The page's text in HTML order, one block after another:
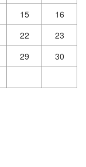
15
16
22
23
29
30